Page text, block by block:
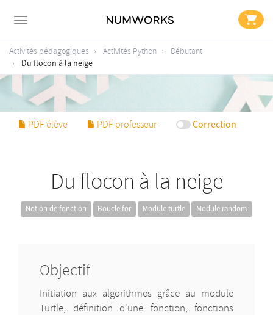
Activités pédagogiques Activités Python Débutant
Du flocon à la neige
PDF élève PDF professeur Correction
Du flocon à la neige
Notion de fonction Boucle for Module turtle Module random
Objectif
Initiation aux algorithmes grâce au module
Turtle, définition d'une fonction, fonctions